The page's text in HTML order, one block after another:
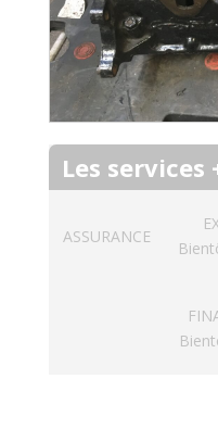
Les services
ASSURANCE